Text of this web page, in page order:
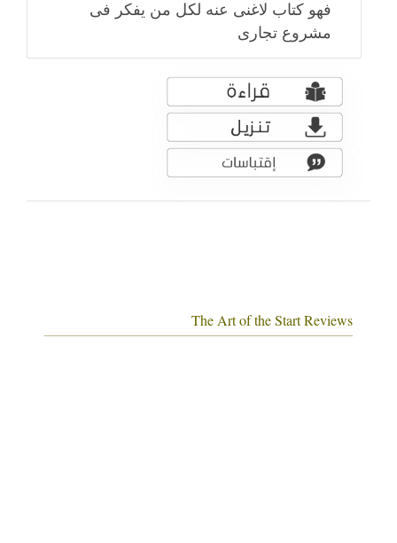
فهو كتاب لاغنى عنه لكل من يفكر فى
مشروع تجارى
The Art of the Start Reviews